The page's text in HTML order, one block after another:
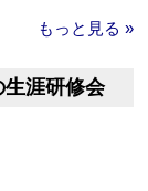
もっと見る »
生涯研修会